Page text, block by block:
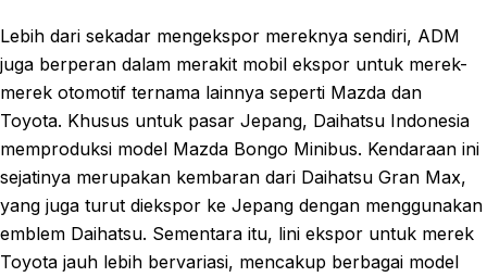
Lebih dari sekadar mengekspor mereknya sendiri, ADM
juga berperan dalam merakit mobil ekspor untuk merek-
merek otomotif ternama lainnya seperti Mazda dan
Toyota. Khusus untuk pasar Jepang, Daihatsu Indonesia
memproduksi model Mazda Bongo Minibus. Kendaraan ini
sejatinya merupakan kembaran dari Daihatsu Gran Max,
yang juga turut diekspor ke Jepang dengan menggunakan
emblem Daihatsu. Sementara itu, lini ekspor untuk merek
Toyota jauh lebih bervariasi, mencakup berbagai model